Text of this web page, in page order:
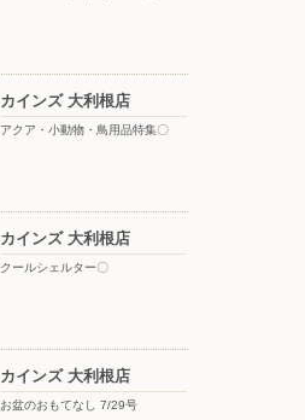
カインズ 大利根店
アクア・小動物・鳥用品特集〇
カインズ 大利根店
クールシェルター〇
カインズ 大利根店
お盆のおもてなし 7/29号